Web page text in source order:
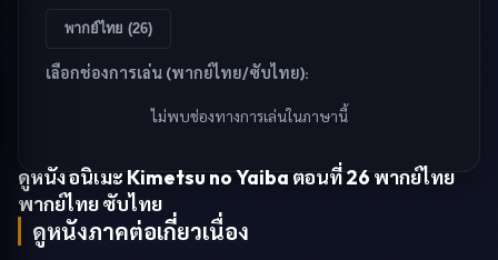
พากย์ไทย (26)
เลือกช่องการเล่น (พากย์ไทย/ซับไทย):
ไม่พบช่องทางการเล่นในภาษานี้
ดูหนังอนิเมะ Kimetsu no Yaiba ตอนที่ 26 พากย์ไทย
พากย์ไทย ซับไทย
ดูหนังภาคต่อเกี่ยวเนื่อง